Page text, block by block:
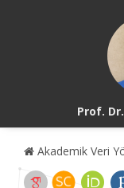
Prof.
Akademik Veri